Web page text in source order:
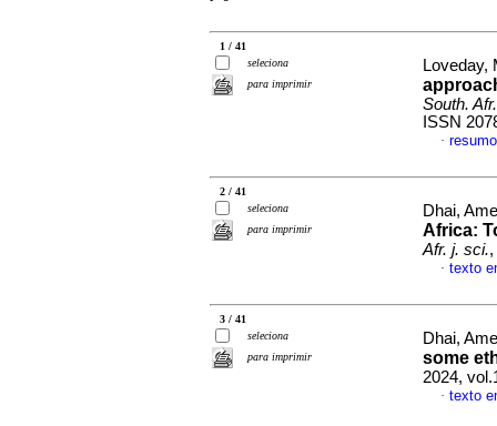
1 / 41
seleciona
para imprimir
Loveday,
South.
ISSN
·
2 / 41
seleciona
para imprimir
Dhai,
Africa:
Afr. j. sci.
· texto
3 / 41
seleciona
para imprimir
Dhai,
some
2024,
· texto